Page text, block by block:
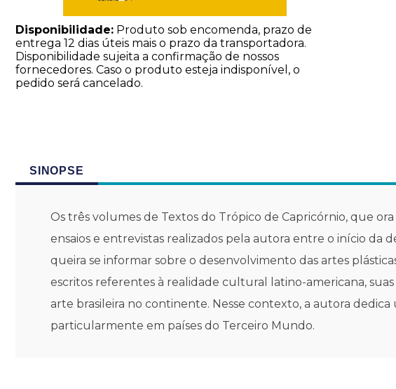
Disponibilidade: Produto sob encomenda, prazo de
entrega 12 dias úteis mais o prazo da transportadora.
Disponibilidade sujeita a confirmação de nossos
fornecedores. Caso o produto esteja indisponível, o
pedido será cancelado.
SINOPSE
Os três volumes de Textos do Trópico de Capricórnio, que
ensaios e entrevistas realizados pela autora entre o início
queira se informar sobre o desenvolvimento das artes
escritos referentes à realidade cultural latino-americana,
arte brasileira no continente. Nesse contexto, a autora
particularmente em países do Terceiro Mundo.